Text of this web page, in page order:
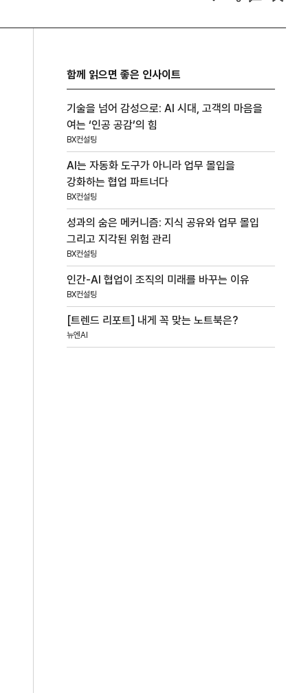
함께 읽으면 좋은 인사이트
기술을 넘어 감성으로: AI 시대, 고객의 마음을
여는 ‘인공 공감’의 힘
BX컨설팅
AI는 자동화 도구가 아니라 업무 몰입을
강화하는 협업 파트너다
BX컨설팅
성과의 숨은 메커니즘: 지식 공유와 업무 몰입
그리고 지각된 위험 관리
BX컨설팅
인간-AI 협업이 조직의 미래를 바꾸는 이유
BX컨설팅
[트렌드 리포트] 내게 꼭 맞는 노트북은?
뉴엔AI